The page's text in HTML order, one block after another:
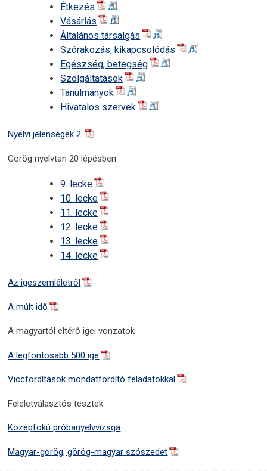
Étkezés
Vásárlás
Általános társalgás
Szórakozás, kikapcsolódás
Egészség, betegség
Szolgáltatások
Tanulmányok
Hivatalos szervek
Nyelvi jelenségek 2.
Görög nyelvtan 20 lépésben
9. lecke
10. lecke
11. lecke
12. lecke
13. lecke
14. lecke
Az igeszemléletről
A múlt idő
A magyartól eltérő igei vonzatok
A legfontosabb 500 ige
Viccfordítások mondatfordító feladatokkal
Feleletválasztós tesztek
Középfokú próbanyelvvizsga
Magyar-görög, görög-magyar szószedet